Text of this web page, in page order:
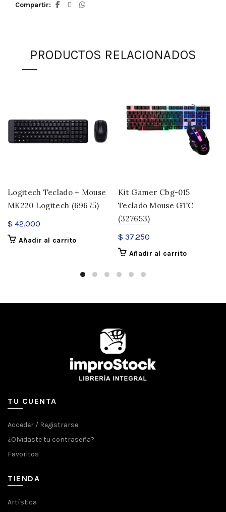
Compartir
PRODUCTOS RELACIONADOS
Logitech Teclado + Mouse
MK220 Logitech (69675)
$ 42.000
Añadir al carrito
Kit Gamer Cbg-015
Teclado Mouse GTC
(327653)
$ 37.250
Añadir al carrito
TU CUENTA
Acceder / Registrarse
¿Olvidaste tu contraseña?
Favoritos
TIENDA
Artística